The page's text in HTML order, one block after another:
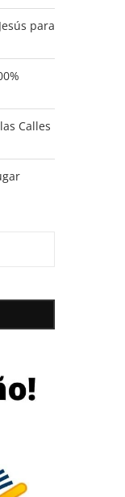
para
Calles